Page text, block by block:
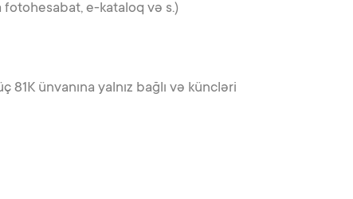
e-kataloq və s.)
ünvanına yalnız bağlı və küncləri